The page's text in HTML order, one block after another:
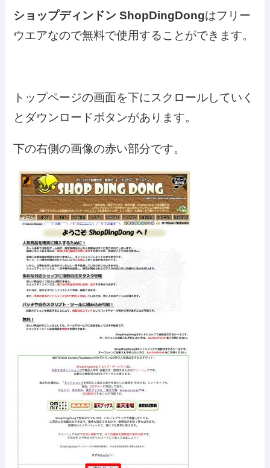
ショップディンドン ShopDingDongはフリー
ウエアなので無料で使用することができます。
トップページの画面を下にスクロールしていく
とダウンロードボタンがあります。
下の右側の画像の赤い部分です。